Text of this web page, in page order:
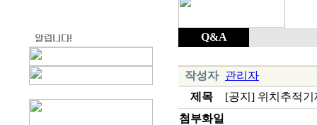
Q&A
작성자
관리자
제목
[공지] 위치추적
첨부화일